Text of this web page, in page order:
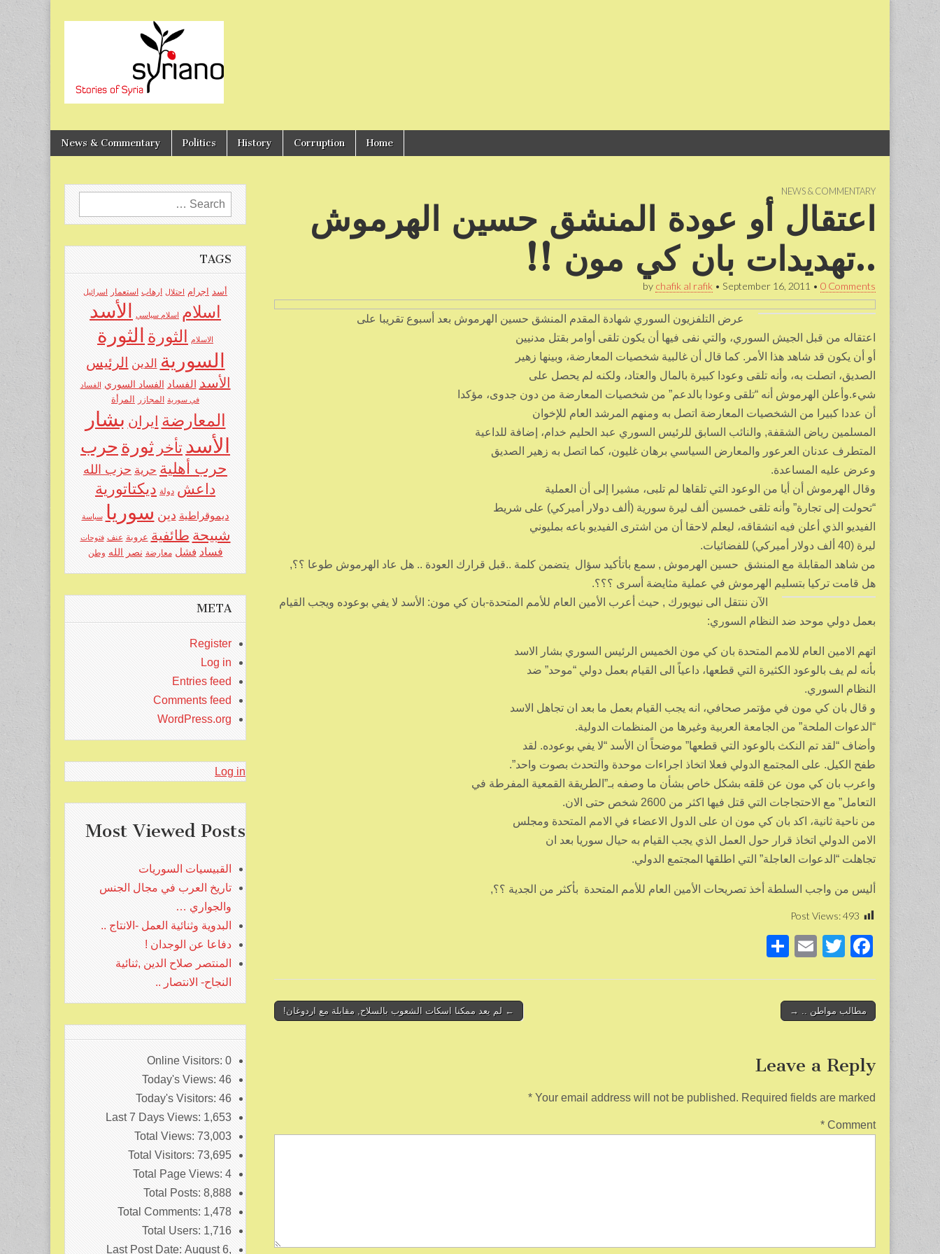
syriano
menu
Home
Corruption
History
Politics
News & Commentary
NEWS & COMMENTARY
اعتقال أو عودة المنشق حسين الهرموش
..تهديدات بان كي مون !!
by chafik al rafik • September 16, 2011 • 0 Comments
عرض التلفزيون السوري شهادة المقدم المنشق حسين الهرموش بعد أسبوع تقريبا على
اعتقاله من قبل الجيش السوري، والتي نفى فيها أن يكون تلقى أوامر بقتل مدنيين
أو أن يكون قد شاهد هذا الأمر. كما قال أن غالبية شخصيات المعارضة، وبينها زهير
الصديق، اتصلت به، وأنه تلقى وعودا كبيرة بالمال والعتاد، ولكنه لم يحصل على
شيء.وأعلن الهرموش أنه “تلقى وعودا بالدعم” من شخصيات المعارضة من دون جدوى، مؤكدا
أن عددا كبيرا من الشخصيات المعارضة اتصل به ومنهم المرشد العام للإخوان
المسلمين رياض الشقفة, والنائب السابق للرئيس السوري عبد الحليم خدام، إضافة للداعية
المتطرف عدنان العرعور والمعارض السياسي برهان غليون، كما اتصل به زهير الصديق
وعرض عليه المساعدة.
وقال الهرموش أن أيا من الوعود التي تلقاها لم تلبى، مشيرا إلى أن العملية
“تحولت إلى تجارة” وأنه تلقى خمسين ألف ليرة سورية (ألف دولار أميركي) على شريط
الفيديو الذي أعلن فيه انشقاقه، ليعلم لاحقا أن من اشترى الفيديو باعه بمليوني
ليرة (40 ألف دولار أميركي) للفضائيات.
من شاهد المقابلة مع المنشق حسين الهرموش , سمع باتأكيد سؤال يتضمن كلمة ..قبل قرارك العودة .. هل عاد الهرموش طوعا ؟؟,
هل قامت تركيا بتسليم الهرموش في عملية مثايضة أسرى ؟؟؟.
الآن ننتقل الى نيويورك , حيث أعرب الأمين العام للأمم المتحدة-بان كي مون: الأسد لا يفي بوعوده ويجب القيام
بعمل دولي موحد ضد النظام السوري:
اتهم الامين العام للامم المتحدة بان كي مون الخميس الرئيس السوري بشار الاسد
بأنه لم يف بالوعود الكثيرة التي قطعها، داعياً الى القيام بعمل دولي “موحد” ضد
النظام السوري.
و قال بان كي مون في مؤتمر صحافي، انه يجب القيام بعمل ما بعد ان تجاهل الاسد
“الدعوات الملحة” من الجامعة العربية وغيرها من المنظمات الدولية.
وأضاف “لقد تم النكث بالوعود التي قطعها” موضحاً ان الأسد “لا يفي بوعوده. لقد
طفح الكيل. على المجتمع الدولي فعلا اتخاذ اجراءات موحدة والتحدث بصوت واحد”.
واعرب بان كي مون عن قلقه بشكل خاص بشأن ما وصفه بـ”الطريقة القمعية المفرطة في
التعامل” مع الاحتجاجات التي قتل فيها اكثر من 2600 شخص حتى الان.
من ناحية ثانية، اكد بان كي مون ان على الدول الاعضاء في الامم المتحدة ومجلس
الامن الدولي اتخاذ قرار حول العمل الذي يجب القيام به حيال سوريا بعد ان
تجاهلت “الدعوات العاجلة” التي اطلقها المجتمع الدولي.
أليس من واجب السلطة أخذ تصريحات الأمين العام للأمم المتحدة بأكثر من الجدية ؟؟,
Post Views:493
F
e
o
o
k
T
er
E
Post
← لم يعد ممكنا اسكات الشعوب بالسلاح, مقابلة مع اردوغان! مطالب مواطن .. →
Leave a Reply
Your email address will not be published. Required fields are marked
*
Comment
*
Search
for:
TAGS
أسد اجرام احتلال ارهاب استعمار اسرائيل
اسلام اسلام سياسي الأسد
الاسلام الثورة الثورة
السورية
الدين
الرئيس
الأسد
الفساد الفساد السوري الفساد
في سورية
المجازر المرأة
المعارضة ايران بشار
الأسد تأخر ثورة حرب
حرب أهلية حرية حزب الله
داعش دولة ديكتاتورية
ديموقراطية دين سوريا سياسة
شبيحة طائفية عروبة عنف فتوحات
فساد فشل معارضة نصر الله وطن
META
Register
Log in
Entries feed
Comments feed
WordPress.org
Log in
Most Viewed Posts
القبيسيات السوريات
تاريخ العرب في مجال الجنس
والجواري …
البدوية وثنائية العمل -الانتاج ..
دفاعا عن الوجدان !
المنتصر صلاح الدين ,ثنائية
النجاح- الانتصار ..
Online Visitors: 0
Today's Views: 46
Today's Visitors: 46
Last 7 Days Views: 1,653
Total Views: 73,003
Total Visitors: 73,695
Total Page Views: 4
Total Posts: 8,888
Total Comments: 1,478
Total Users: 1,716
Last Post Date: August 6,